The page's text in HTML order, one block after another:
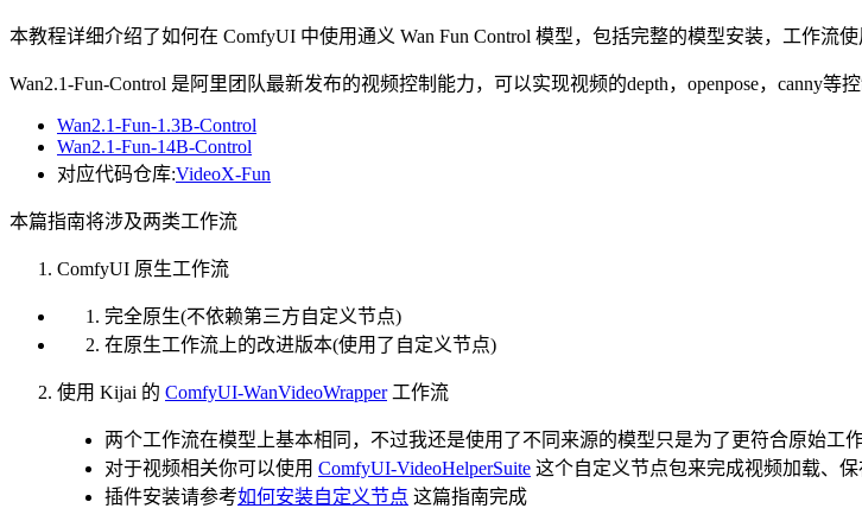
本教程详细介绍了如何在 ComfyUI 中使用通义 Wan Fun Control 模型，包括完整的模型安装，工作流使
Wan2.1-Fun-Control 是阿里团队最新发布的视频控制能力，可以实现视频的depth，openpose，canny等
Wan2.1-Fun-1.3B-Control
Wan2.1-Fun-14B-Control
对应代码仓库:VideoX-Fun
本篇指南将涉及两类工作流
ComfyUI 原生工作流
完全原生(不依赖第三方自定义节点)
在原生工作流上的改进版本(使用了自定义节点)
使用 Kijai 的 ComfyUI-WanVideoWrapper工作流
两个工作流在模型上基本相同，不过我还是使用了不同来源的模型只是为了更符合原始工
对于视频相关你可以使用 ComfyUI-VideoHelperSuite 这个自定义节点包来完成视频加载、
插件安装请参考如何安装自定义节点 这篇指南完成